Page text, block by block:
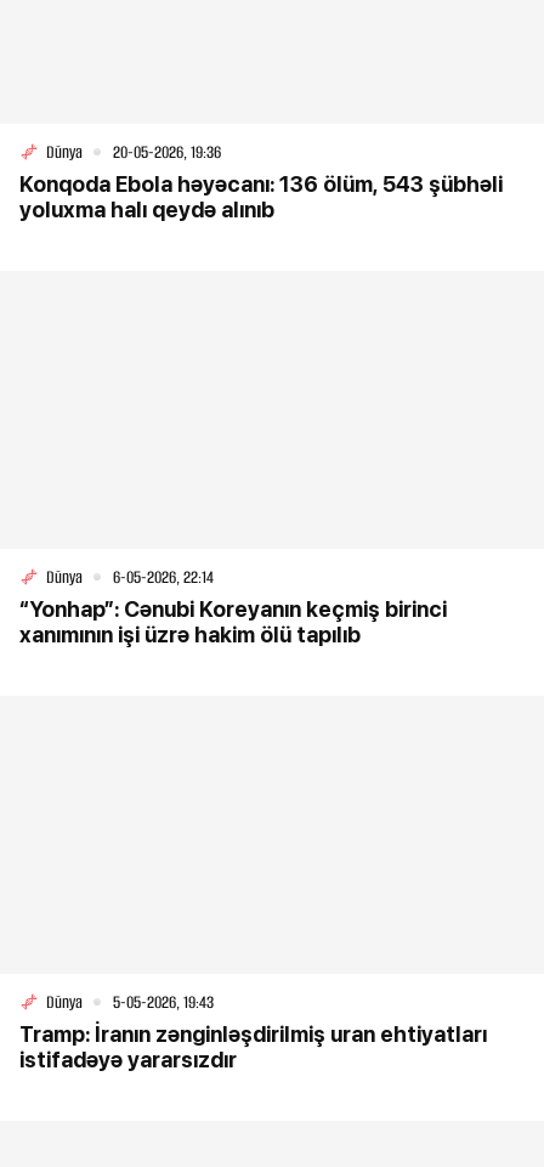
Dünya 20-05-2026, 19:36
Konqoda Ebola həyəcanı: 136 ölüm, 543 şübhəli
yoluxma halı qeydə alınıb
Dünya 6-05-2026, 22:14
“Yonhap”: Cənubi Koreyanın keçmiş birinci
xanımının işi üzrə hakim ölü tapılıb
Dünya 5-05-2026, 19:43
Tramp: İranın zənginləşdirilmiş uran ehtiyatları
istifadəyə yararsızdır